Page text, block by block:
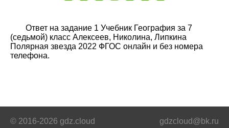
Ответ на задание 1 Учебник География за 7
(седьмой) класс Алексеев, Николина, Липкина
Полярная звезда 2022 ФГОС онлайн и без номера
телефона.
© 2016-2026 gdz.cloud gdzcloud@bk.ru